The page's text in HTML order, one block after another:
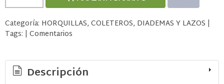
Categoría: HORQUILLAS, COLETEROS, DIADEMAS Y LAZOS |
Tags: | Comentarios
Descripción